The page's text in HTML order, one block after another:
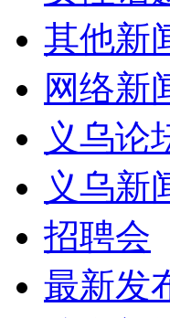
其他新
网络新
义乌论
义乌新
招聘会
最新发